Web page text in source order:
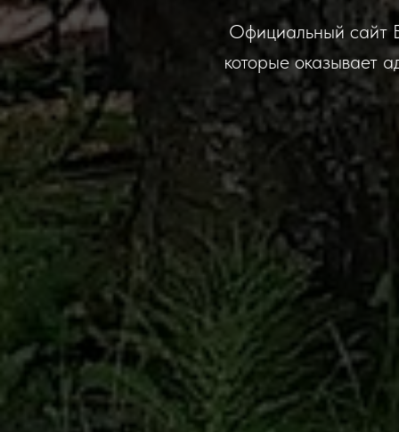
Официальный сайт
которые оказывает